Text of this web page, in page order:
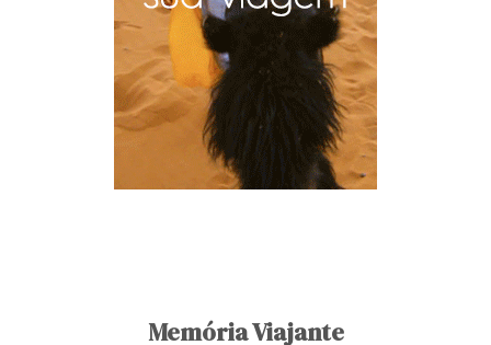
Memória Viajante